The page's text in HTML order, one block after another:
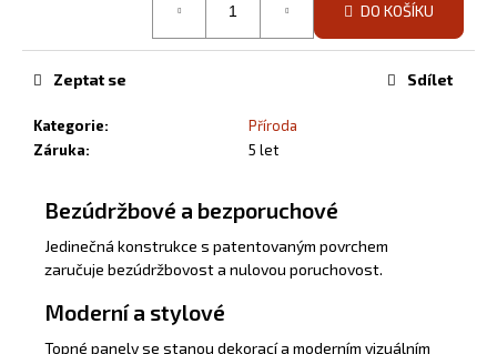
DO KOŠÍKU
Kategorie:
Příroda
Záruka: 5 let
Zeptat se Sdílet
Bezúdržbové a bezporuchové
Jedinečná konstrukce s patentovaným povrchem
zaručuje bezúdržbovost a nulovou poruchovost.
Moderní a stylové
Topné panely se stanou dekorací a moderním vizuálním